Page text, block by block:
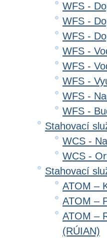
WFS -
WFS -
WFS -
WFS -
WFS -
WFS -
WFS -
WFS -
Stahovací
WCS -
WCS -
Stahovací
ATOM –
ATOM –
ATOM –
(RÚIAN)